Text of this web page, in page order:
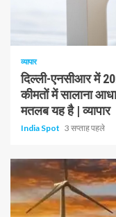
व्यापार
दिल्ली-एनसीआर में
कीमतों में सालाना
मतलब यह है | व्यापार
India Spot 3 सप्ताह पहले